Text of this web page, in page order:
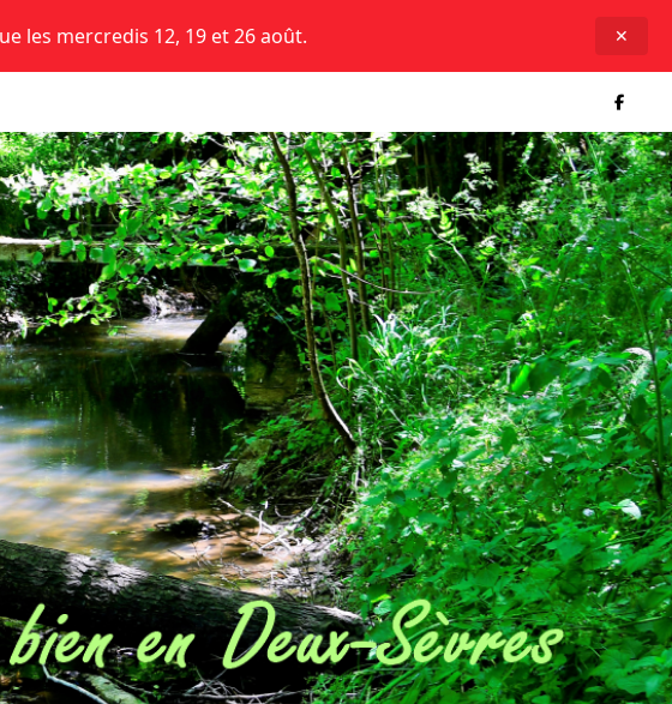
les mercredis 12, 19 et 26 août. ✕